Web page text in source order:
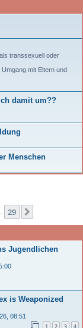
transsexuell oder
mit Eltern und
damit um??
Menschen
29
Jugendlichen
is Weaponized
08:51